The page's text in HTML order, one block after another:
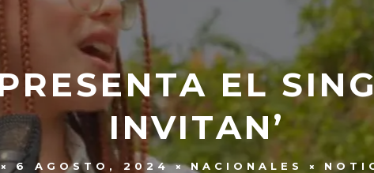
EL
INVITAN’
6 AGOSTO, 2024 NACIONALES